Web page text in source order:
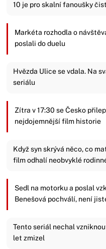
10 je pro skalní fanoušky
Markéta rozhodla o
poslali do duelu
Hvězda Ulice se vdala. Na
seriálu
Zítra v 17:30 se Česko
nejdojemnější film historie
Když syn skrývá něco, co
film odhalí neobvyklé
Sedl na motorku a poslal
Benešová pochválí, není
Tento seriál nechal
let zmizel